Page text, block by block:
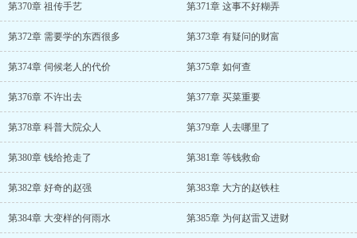
第370章 祖传手艺 第371章 这事不好糊弄
第372章 需要学的东西很多 第373章 有疑问的财富
第374章 伺候老人的代价 第375章 如何查
第376章 不许出去 第377章 买菜重要
第378章 科普大院众人 第379章 人去哪里了
第380章 钱给抢走了 第381章 等钱救命
第382章 好奇的赵强 第383章 大方的赵铁柱
第384章 大变样的何雨水 第385章 为何赵雷又进财